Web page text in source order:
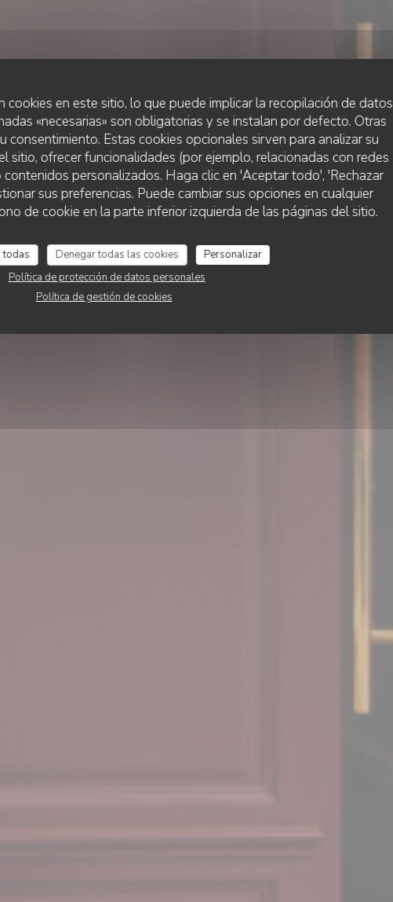
cookies en este sitio, lo que puede implicar la recopilación de datos
«necesarias» son obligatorias y se instalan por defecto. Otras
consentimiento. Estas cookies opcionales sirven para analizar su
sitio, ofrecer funcionalidades (por ejemplo, relacionadas con redes
personalizados. Haga clic en 'Aceptar todo', 'Rechazar
sus preferencias. Puede cambiar sus opciones en cualquier
de cookie en la parte inferior izquierda de las páginas del sitio.
todas Denegar todas las cookies
Personalizar
Política de protección de datos personales
Política de gestión de cookies
PUB• PARIS
Montmartre
RESERVAR UNA MESA